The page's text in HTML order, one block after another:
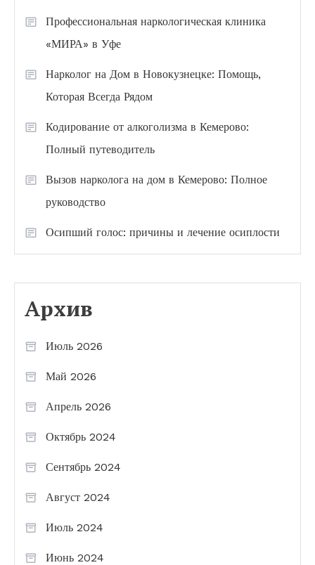
Профессиональная наркологическая клиника
«МИРА» в Уфе
Нарколог на Дом в Новокузнецке: Помощь,
Которая Всегда Рядом
Кодирование от алкоголизма в Кемерово:
Полный путеводитель
Вызов нарколога на дом в Кемерово: Полное
руководство
Осипший голос: причины и лечение осиплости
Архив
Июль 2026
Май 2026
Апрель 2026
Октябрь 2024
Сентябрь 2024
Август 2024
Июль 2024
Июнь 2024